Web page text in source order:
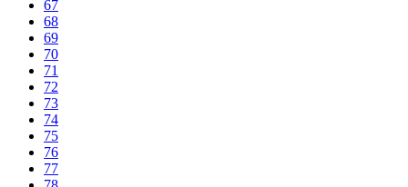
67
68
69
70
71
72
73
74
75
76
77